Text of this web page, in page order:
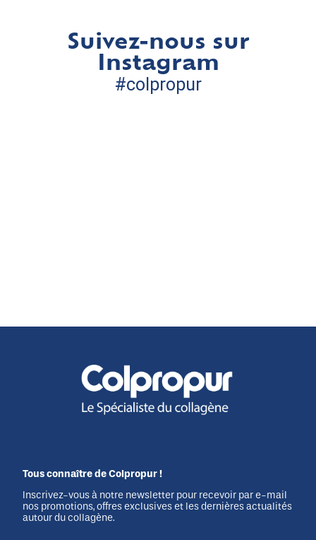
Suivez-nous sur
Instagram
#colpropur
Tous connaître de Colpropur !
Inscrivez-vous à notre newsletter pour recevoir par e-mail
nos promotions, offres exclusives et les dernières actualités
autour du collagène.